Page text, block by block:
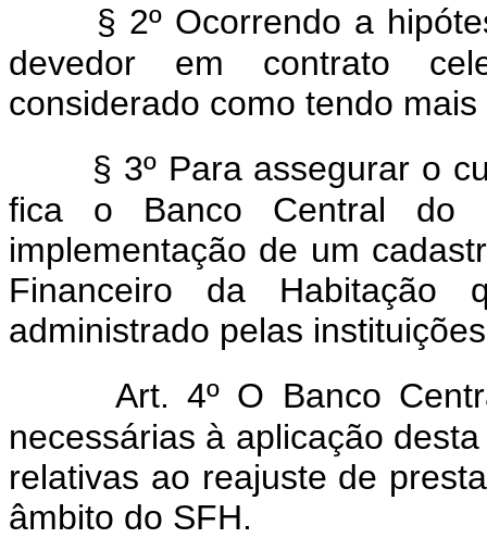
§ 2º Ocorrendo a
devedor em contrato
considerado como tendo
§ 3º Para assegurar o
fica o Banco Central do
implementação de um
Financeiro da Habitação
administrado pelas
Art. 4º O Banco
necessárias à aplicação
relativas ao reajuste de
âmbito do SFH.